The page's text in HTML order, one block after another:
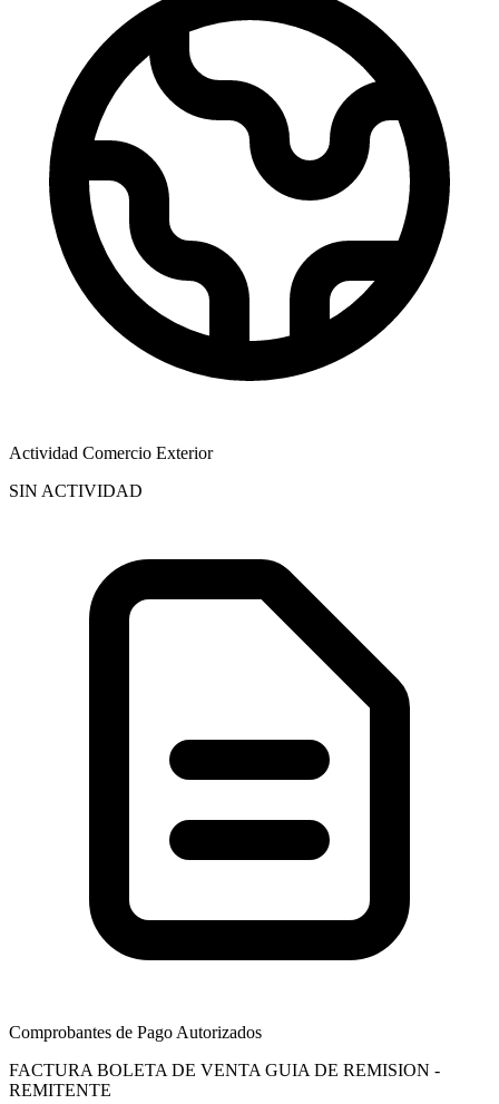
Actividad Comercio Exterior
SIN ACTIVIDAD
Comprobantes de Pago Autorizados
FACTURA BOLETA DE VENTA GUIA DE REMISION -
REMITENTE